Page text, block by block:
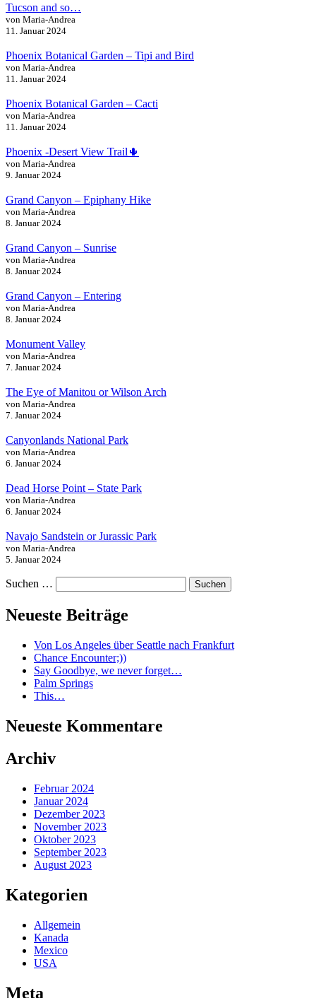
Tucson and so…
von Maria-Andrea
11. Januar 2024
Phoenix Botanical Garden – Tipi and Bird
von Maria-Andrea
11. Januar 2024
Phoenix Botanical Garden – Cacti
von Maria-Andrea
11. Januar 2024
Phoenix -Desert View Trail🌵
von Maria-Andrea
9. Januar 2024
Grand Canyon – Epiphany Hike
von Maria-Andrea
8. Januar 2024
Grand Canyon – Sunrise
von Maria-Andrea
8. Januar 2024
Grand Canyon – Entering
von Maria-Andrea
8. Januar 2024
Monument Valley
von Maria-Andrea
7. Januar 2024
The Eye of Manitou or Wilson Arch
von Maria-Andrea
7. Januar 2024
Canyonlands National Park
von Maria-Andrea
6. Januar 2024
Dead Horse Point – State Park
von Maria-Andrea
6. Januar 2024
Navajo Sandstein or Jurassic Park
von Maria-Andrea
5. Januar 2024
Suchen …
Neueste Beiträge
Von Los Angeles über Seattle nach Frankfurt
Chance Encounter;))
Say Goodbye, we never forget…
Palm Springs
This…
Neueste Kommentare
Archiv
Februar 2024
Januar 2024
Dezember 2023
November 2023
Oktober 2023
September 2023
August 2023
Kategorien
Allgemein
Kanada
Mexico
USA
Meta